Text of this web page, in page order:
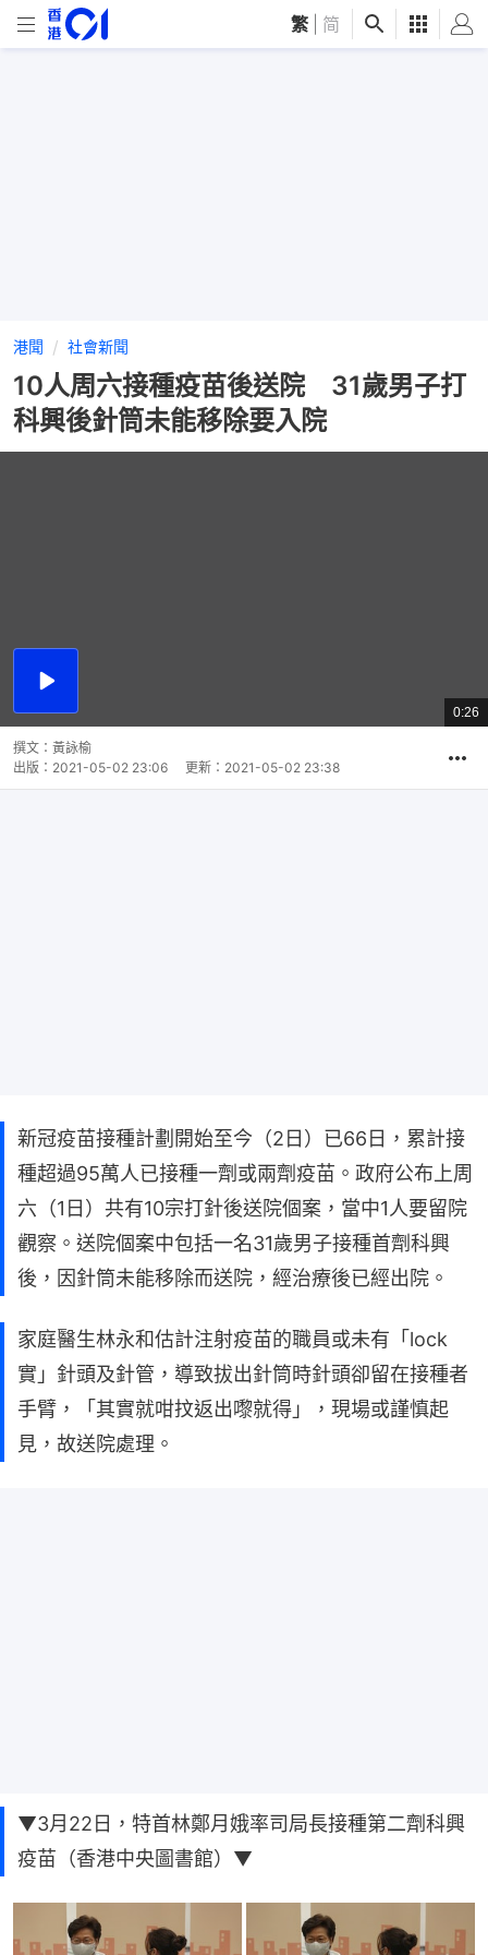
繁 简
港聞 社會新聞
10人周六接種疫苗後送院 31歲男子打
科興後針筒未能移除要入院
播
總
共
0:26
撰文： 黃詠榆
出版： 2021-05-02 23:06 更新： 2021-05-02 23:38
新冠疫苗接種計劃開始至今（2日）已66日，累計接
種超過95萬人已接種一劑或兩劑疫苗。政府公布上周
六（1日）共有10宗打針後送院個案，當中1人要留院
觀察。送院個案中包括一名31歲男子接種首劑科興
後，因針筒未能移除而送院，經治療後已經出院。
家庭醫生林永和估計注射疫苗的職員或未有「lock
實」針頭及針管，導致拔出針筒時針頭卻留在接種者
手臂，「其實就咁抆返出嚟就得」，現場或謹慎起
見，故送院處理。
▼3月22日，特首林鄭月娥率司局長接種第二劑科興
疫苗（香港中央圖書館）▼